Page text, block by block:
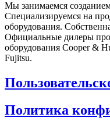
Мы занимаемся
Специализируемся на
оборудования.
Официальные дилеры
оборудования Cooper &
Fujitsu.
Политика